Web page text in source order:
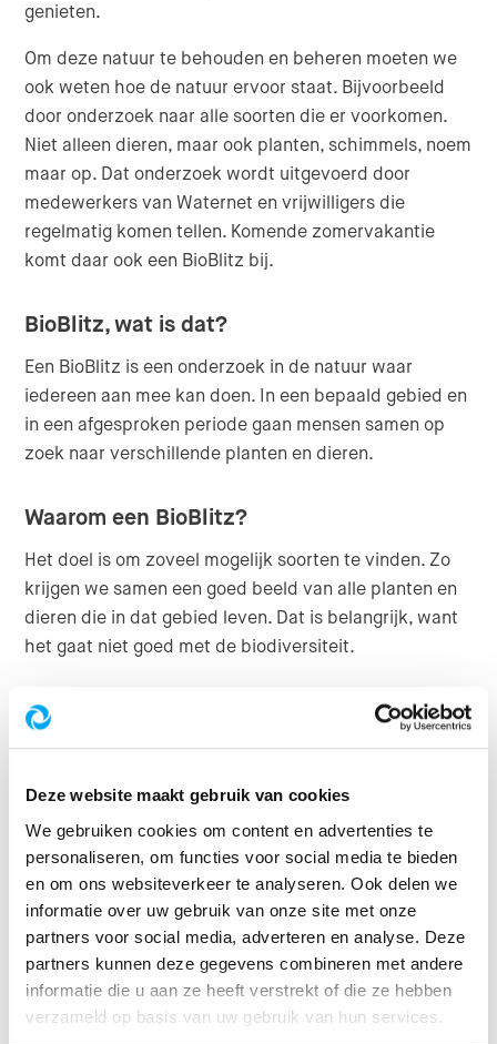
Deze website maakt gebruik van cookies
We gebruiken cookies om content en advertenties te
personaliseren, om functies voor social media te bieden
en om ons websiteverkeer te analyseren. Ook delen we
informatie over uw gebruik van onze site met onze
partners voor social media, adverteren en analyse. Deze
partners kunnen deze gegevens combineren met andere
informatie die u aan ze heeft verstrekt of die ze hebben
verzameld op basis van uw gebruik van hun services.
genieten.
Om deze natuur te behouden en beheren moeten we
ook weten hoe de natuur ervoor staat. Bijvoorbeeld
door onderzoek naar alle soorten die er voorkomen.
Niet alleen dieren, maar ook planten, schimmels, noem
maar op. Dat onderzoek wordt uitgevoerd door
medewerkers van Waternet en vrijwilligers die
regelmatig komen tellen. Komende zomervakantie
komt daar ook een BioBlitz bij.
BioBlitz, wat is dat?
Een BioBlitz is een onderzoek in de natuur waar
iedereen aan mee kan doen. In een bepaald gebied en
in een afgesproken periode gaan mensen samen op
zoek naar verschillende planten en dieren.
Waarom een BioBlitz?
Het doel is om zoveel mogelijk soorten te vinden. Zo
krijgen we samen een goed beeld van alle planten en
dieren die in dat gebied leven. Dat is belangrijk, want
het gaat niet goed met de biodiversiteit.
Wat is biodiversiteit?
Biodiversiteit betekent alle soorten dieren, planten en
waarin alles met elkaar verbonden is. Van een
damhert tot een mier, en van een schimmel tot een
eik: alles heeft elkaar nodig.
Hoe werkt het?
Ga in de periode van 4 juli t/m 16 augustus het duin in
en op onderzoek uit! Zoek de planten en dieren die op
de bingokaart staan en registreer met de QR-code alle